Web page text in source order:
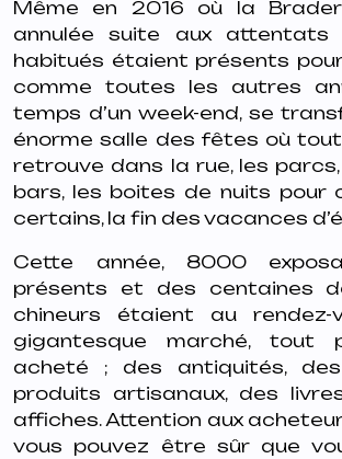
Même en 2016 où la
annulée suite aux attentats
habitués étaient présents
comme toutes les autres
temps d’un week-end, se
énorme salle des fêtes où
retrouve dans la rue, les parcs,
bars, les boites de nuits pour
certains, la fin des vacances
Cette année, 8000
présents et des centaines
chineurs étaient au rendez-
gigantesque marché, tout
acheté ; des antiquités,
produits artisanaux, des
affiches. Attention aux
vous pouvez être sûr que